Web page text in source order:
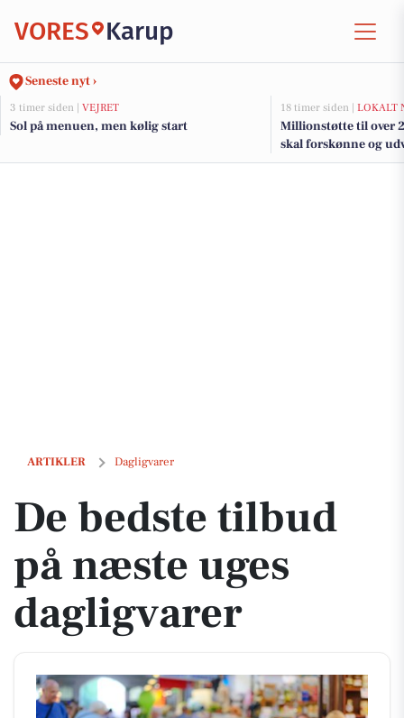
VORES Karup
Seneste nyt ›
3 timer siden | VEJRET
Sol på menuen, men kølig start
18 timer siden | LOKALT
Millionstøtte til over
skal forskønne og
Kommunes mindre
ARTIKLER Dagligvarer
De bedste tilbud på næste uges dagligvarer
De bedste tilbud
på næste uges
dagligvarer